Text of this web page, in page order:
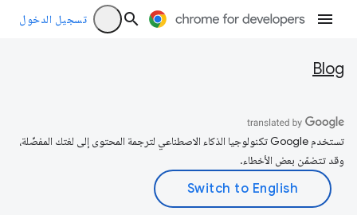
تسجيل الدخول
Blog
تستخدم Google تكنولوجيا الذكاء الاصطناعي لترجمة المحتوى إلى لغتك المفضّلة،
وقد تتضمّن بعض الأخطاء.